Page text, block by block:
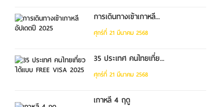
การเดินทางเข้าเกาหลี...
ศุกร์ที่ 21 มีนาคม 2568
35 ประเทศ คนไทยเที่ย...
ศุกร์ที่ 21 มีนาคม 2568
เกาหลี 4 ฤดู